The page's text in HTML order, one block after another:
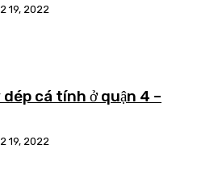
19, 2022
cá tính ở quận 4 –
19, 2022